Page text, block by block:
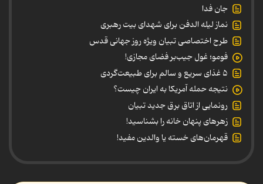
جان فدا
نماز لیله الدفن برای شهدای بیت رهبری
طرح اختصاصی تبیان ویژه روز جهانی قدس
فومو؛ غول جیب‌بر فضای مجازی!
۵ غذای سریع و سالم برای طبیعت‌گردی
نتیجه حمله آمریکا به ایران چیست؟
رونمایی از اتاق برق جدید تبیان
زهرهای پنهان خانه را بشناسید!
قهرمان‌های خسته یا والدین مفید!